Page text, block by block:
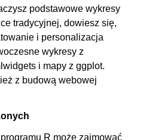
podstawowe wykresy
tradycyjnej, dowiesz się,
i personalizacja
wykresy z
i mapy z ggplot.
z budową webowej
R może zajmować